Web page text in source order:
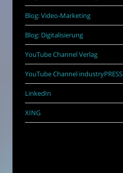
Blog: Video-Marketing
Blog: Digitalisierung
YouTube Channel Verlag
YouTube Channel industryPRESS
LinkedIn
XING